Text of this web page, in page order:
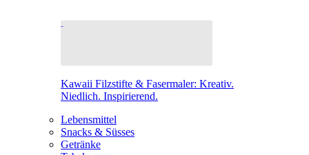
Kawaii Filzstifte & Fasermaler: Kreativ.
Niedlich. Inspirierend.
Lebensmittel
Snacks & Süsses
Getränke